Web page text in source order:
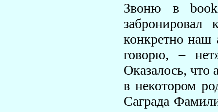
Звоню в
забронировал
конкретно наш
говорю, –
Оказалось, что
в некотором
Саграда